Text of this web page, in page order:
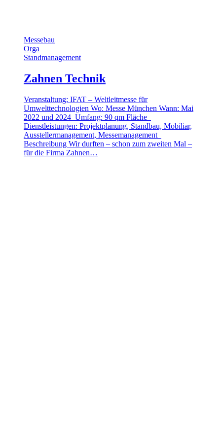
Messebau
Orga
Standmanagement
Zahnen Technik
Veranstaltung: IFAT – Weltleitmesse für
Umwelttechnologien Wo: Messe München Wann: Mai
2022 und 2024 Umfang: 90 qm Fläche
Dienstleistungen: Projektplanung, Standbau, Mobiliar,
Ausstellermanagement, Messemanagement
Beschreibung Wir durften – schon zum zweiten Mal –
für die Firma Zahnen…